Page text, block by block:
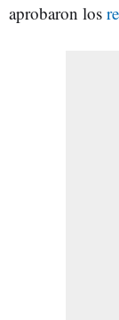
aprobaron los